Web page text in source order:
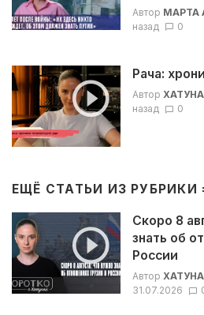
Автор МАРТА
назад
0
Рача:
Автор
назад
0
ЕЩЁ СТАТЬИ ИЗ РУБРИКИ
Скоро 8
знать об
России
Автор
31.07.2026